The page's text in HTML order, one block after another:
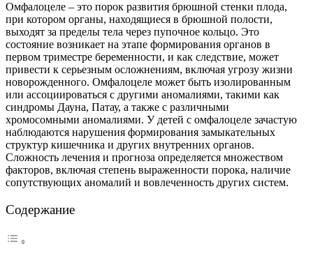
Омфалоцеле – это порок развития брюшной стенки плода,
при котором органы, находящиеся в брюшной полости,
выходят за пределы тела через пупочное кольцо. Это
состояние возникает на этапе формирования органов в
первом триместре беременности, и как следствие, может
привести к серьезным осложнениям, включая угрозу жизни
новорожденного. Омфалоцеле может быть изолированным
или ассоциироваться с другими аномалиями, такими как
синдромы Дауна, Патау, а также с различными
хромосомными аномалиями. У детей с омфалоцеле зачастую
наблюдаются нарушения формирования замыкательных
структур кишечника и других внутренних органов.
Сложность лечения и прогноза определяется множеством
факторов, включая степень выраженности порока, наличие
сопутствующих аномалий и вовлеченность других систем.
Содержание